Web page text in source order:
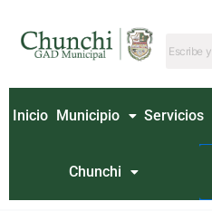
contenido
Inicio Municipio Servicios
Chunchi